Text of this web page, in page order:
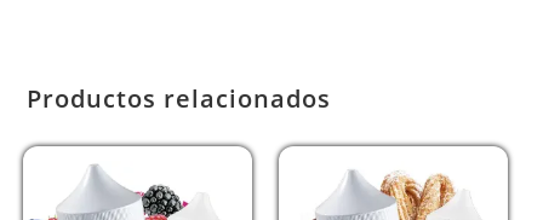
Productos relacionados